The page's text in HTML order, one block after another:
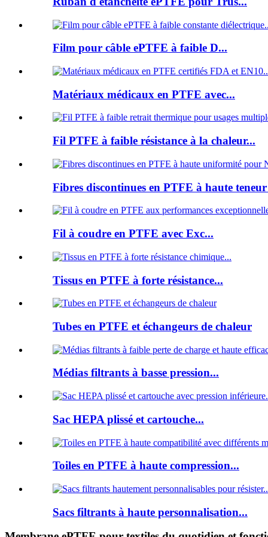
Film pour câble ePTFE à faible D...
Matériaux médicaux en PTFE avec...
Fil PTFE à faible résistance à la chaleur...
Fibres discontinues en PTFE à haute teneur
Fil à coudre en PTFE avec Exc...
Tissus en PTFE à forte résistance...
Tubes en PTFE et échangeurs de chaleur
Médias filtrants à basse pression...
Sac HEPA plissé et cartouche...
Toiles en PTFE à haute compression...
Sacs filtrants à haute personnalisation...